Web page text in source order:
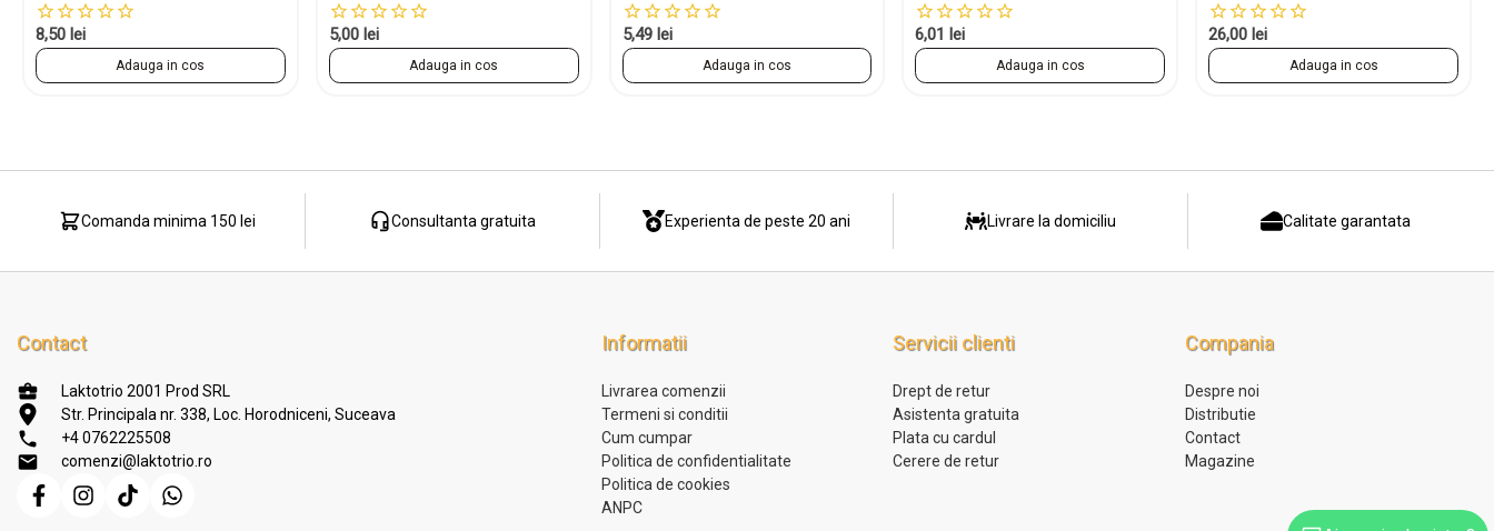
8,50 lei
Adauga in cos
5,00 lei
Adauga in cos
5,49 lei
Adauga in cos
6,01 lei
Adauga in cos
26,00 lei
Adauga in cos
Comanda minima 150 lei Consultanta gratuita Experienta de peste 20 ani Livrare la domiciliu Calitate garantata
Contact
Laktotrio 2001 Prod SRL
Str. Principala nr. 338, Loc. Horodniceni, Suceava
+4 0762225508
comenzi@laktotrio.ro
Informatii
Livrarea comenzii
Termeni si conditii
Cum cumpar
Politica de confidentialitate
Politica de cookies
ANPC
Servicii clienti
Drept de retur
Asistenta gratuita
Plata cu cardul
Cerere de retur
Compania
Despre noi
Distributie
Contact
Magazine